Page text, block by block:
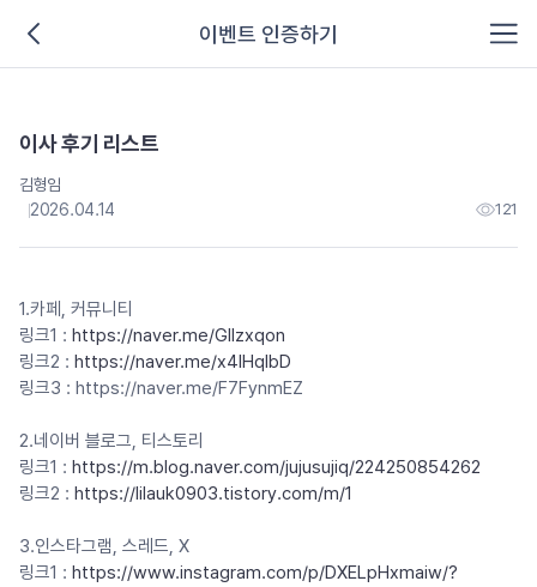
이벤트 인증하기
이사 후기 리스트
김형임
2026.04.14
121
1.카페, 커뮤니티
링크1 : https://naver.me/GIIzxqon
링크2 : https://naver.me/x4lHqlbD
링크3 : https://naver.me/F7FynmEZ
2.네이버 블로그, 티스토리
링크1 : https://m.blog.naver.com/jujusujiq/224250854262
링크2 : https://lilauk0903.tistory.com/m/1
3.인스타그램, 스레드, X
링크1 : https://www.instagram.com/p/DXELpHxmaiw/?